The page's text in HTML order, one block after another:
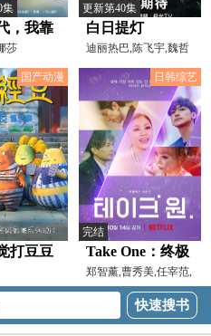
集
，我靠
起飞
莎
更新第40集
白日提灯
迪丽热巴,陈飞宇,魏哲
鸣,张俪,高鹤元,杨肸
国产动漫
打豆豆
经豆
日韩综艺
完结
Take One：终极
一曲
郑智薰,曹秀美,任宰范,
柳熙烈,朴正炫,AKMU,